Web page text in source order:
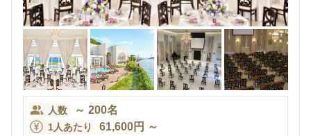
人数 ～ 200名
1人あたり 61,600円 ～